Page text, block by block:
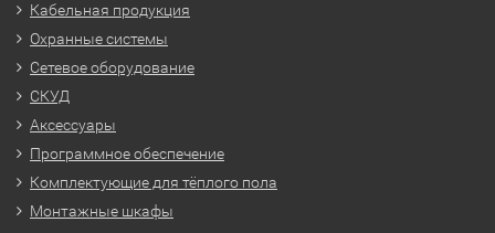
Кабельная продукция
Охранные системы
Сетевое оборудование
СКУД
Аксессуары
Программное обеспечение
Комплектующие для тёплого пола
Монтажные шкафы